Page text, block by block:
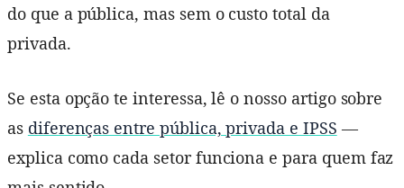
do que a pública, mas sem o custo total da
privada.
Se esta opção te interessa, lê o nosso artigo sobre
as diferenças entre pública, privada e IPSS —
explica como cada setor funciona e para quem faz